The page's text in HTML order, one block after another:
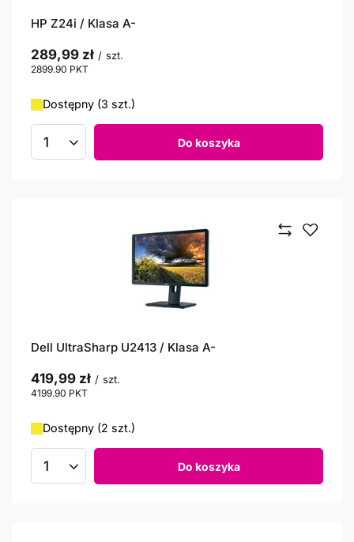
HP Z24i / Klasa A-
289,99 zł / szt.
2899.90 PKT
Dostępny (3 szt.)
Ilość produktów Do koszyka
Dell UltraSharp U2413 / Klasa A-
419,99 zł / szt.
4199.90 PKT
Dostępny (2 szt.)
Ilość produktów Do koszyka